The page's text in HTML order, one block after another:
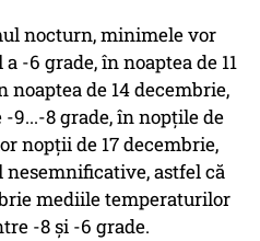
nocturn, minimele vor
-6 grade, în noaptea de 11
noaptea de 14 decembrie,
9...-8 grade, în nopțile de
nopții de 17 decembrie,
astfel că
mediile temperaturilor
-8 și -6 grade.